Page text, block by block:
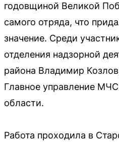
годовщиной Великой
самого отряда, что
значение. Среди
отделения надзорной
района Владимир
Главное управление
области.
Работа проходила в